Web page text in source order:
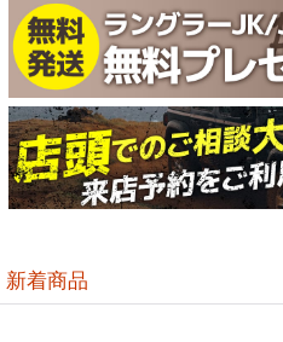
新着商品